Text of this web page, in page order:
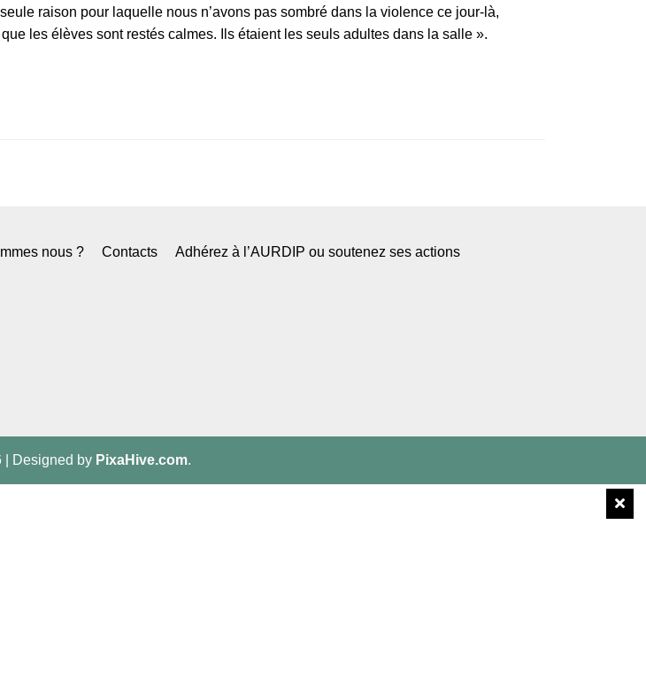
raison pour laquelle nous n’avons pas sombré dans la violence ce jour-là,
que les élèves sont restés calmes. Ils étaient les seuls adultes dans la salle ».
nous ? Contacts Adhérez à l’AURDIP ou soutenez ses actions
Designed by PixaHive.com.